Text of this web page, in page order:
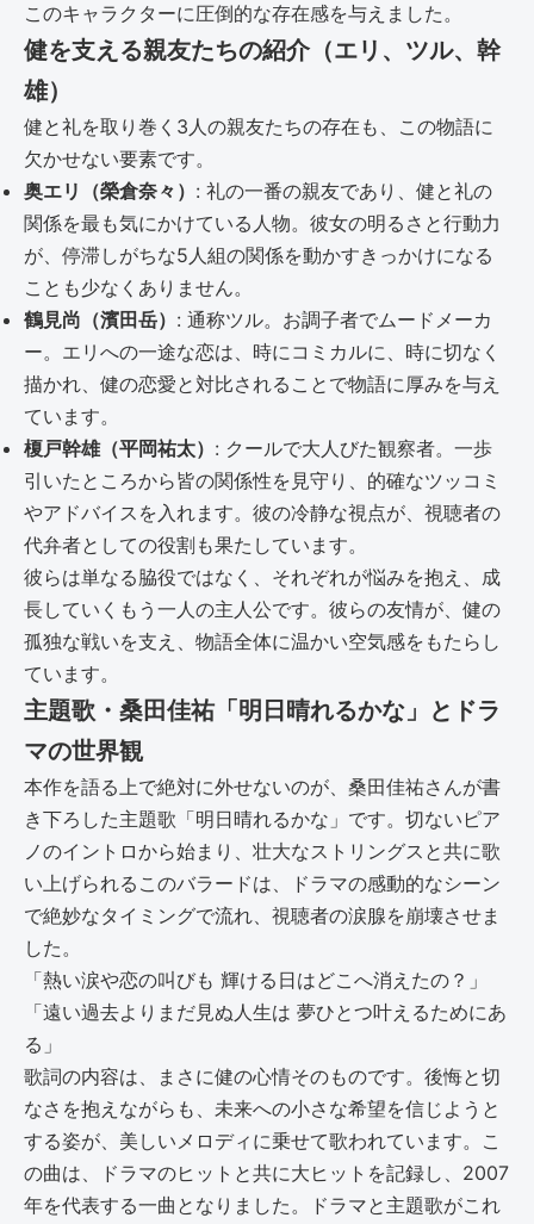
このキャラクターに圧倒的な存在感を与えました。
健を支える親友たちの紹介（エリ、ツル、幹
雄）
健と礼を取り巻く3人の親友たちの存在も、この物語に
欠かせない要素です。
奥エリ（榮倉奈々） : 礼の一番の親友であり、健と礼の
関係を最も気にかけている人物。彼女の明るさと行動力
が、停滞しがちな5人組の関係を動かすきっかけになる
ことも少なくありません。
鶴見尚（濱田岳） : 通称ツル。お調子者でムードメーカ
ー。エリへの一途な恋は、時にコミカルに、時に切なく
描かれ、健の恋愛と対比されることで物語に厚みを与え
ています。
榎戸幹雄（平岡祐太） : クールで大人びた観察者。一歩
引いたところから皆の関係性を見守り、的確なツッコミ
やアドバイスを入れます。彼の冷静な視点が、視聴者の
代弁者としての役割も果たしています。
彼らは単なる脇役ではなく、それぞれが悩みを抱え、成
長していくもう一人の主人公です。彼らの友情が、健の
孤独な戦いを支え、物語全体に温かい空気感をもたらし
ています。
主題歌・桑田佳祐「明日晴れるかな」とドラ
マの世界観
本作を語る上で絶対に外せないのが、桑田佳祐さんが書
き下ろした主題歌「明日晴れるかな」です。切ないピア
ノのイントロから始まり、壮大なストリングスと共に歌
い上げられるこのバラードは、ドラマの感動的なシーン
で絶妙なタイミングで流れ、視聴者の涙腺を崩壊させま
した。
「熱い涙や恋の叫びも 輝ける日はどこへ消えたの？」
「遠い過去よりまだ見ぬ人生は 夢ひとつ叶えるためにあ
る」
歌詞の内容は、まさに健の心情そのものです。後悔と切
なさを抱えながらも、未来への小さな希望を信じようと
する姿が、美しいメロディに乗せて歌われています。こ
の曲は、ドラマのヒットと共に大ヒットを記録し、2007
年を代表する一曲となりました。ドラマと主題歌がこれ